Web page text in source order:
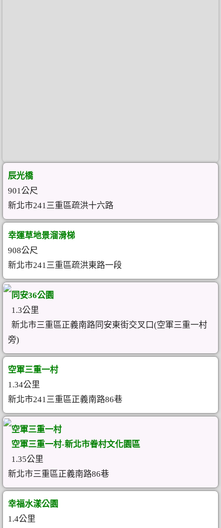
辰光橋
901公尺
新北市241三重區疏洪十六路
幸運草地景溜滑梯
908公尺
新北市241三重區疏洪東路一段
同安36公園
1.3公里
新北市三重區正義南路同安東街交叉口(空軍三重一村
旁)
空軍三重一村
1.34公里
新北市241三重區正義南路86巷
空軍三重一村
空軍三重一村-新北市眷村文化園區
1.35公里
新北市三重區正義南路86巷
幸福水漾公園
1.4公里